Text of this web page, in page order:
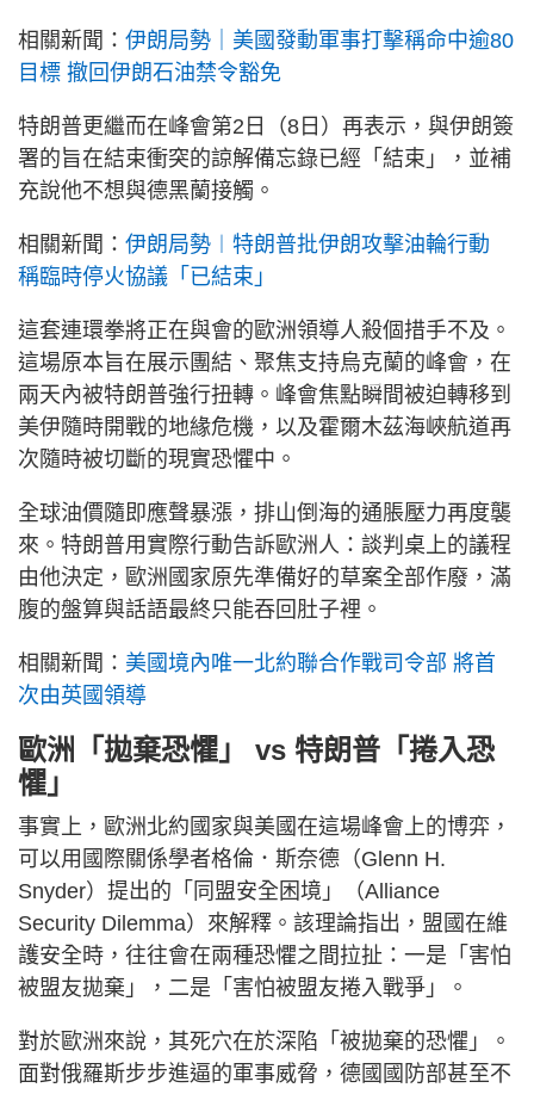
相關新聞： 伊朗局勢｜美國發動軍事打擊稱命中逾80
目標 撤回伊朗石油禁令豁免
特朗普更繼而在峰會第2日（8日）再表示，與伊朗簽
署的旨在結束衝突的諒解備忘錄已經「結束」，並補
充說他不想與德黑蘭接觸。
相關新聞： 伊朗局勢︱特朗普批伊朗攻擊油輪行動
稱臨時停火協議「已結束」
這套連環拳將正在與會的歐洲領導人殺個措手不及。
這場原本旨在展示團結、聚焦支持烏克蘭的峰會，在
兩天內被特朗普強行扭轉。峰會焦點瞬間被迫轉移到
美伊隨時開戰的地緣危機，以及霍爾木茲海峽航道再
次隨時被切斷的現實恐懼中。
全球油價隨即應聲暴漲，排山倒海的通脹壓力再度襲
來。特朗普用實際行動告訴歐洲人：談判桌上的議程
由他決定，歐洲國家原先準備好的草案全部作廢，滿
腹的盤算與話語最終只能吞回肚子裡。
相關新聞： 美國境內唯一北約聯合作戰司令部 將首
次由英國領導
歐洲「拋棄恐懼」 vs 特朗普「捲入恐
懼」
事實上，歐洲北約國家與美國在這場峰會上的博弈，
可以用國際關係學者格倫．斯奈德（Glenn H.
Snyder）提出的「同盟安全困境」（Alliance
Security Dilemma）來解釋。該理論指出，盟國在維
護安全時，往往會在兩種恐懼之間拉扯：一是「害怕
被盟友拋棄」，二是「害怕被盟友捲入戰爭」。
對於歐洲來說，其死穴在於深陷「被拋棄的恐懼」。
面對俄羅斯步步進逼的軍事威脅，德國國防部甚至不